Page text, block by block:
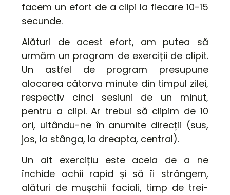
facem un efort de a clipi la fiecare 10-15
secunde.
Alături de acest efort, am putea să
urmăm un program de exerciții de clipit.
Un astfel de program presupune
alocarea câtorva minute din timpul zilei,
respectiv cinci sesiuni de un minut,
pentru a clipi. Ar trebui să clipim de 10
ori, uitându-ne în anumite direcții (sus,
jos, la stânga, la dreapta, central).
Un alt exercițiu este acela de a ne
închide ochii rapid și să îi strângem,
alături de mușchii faciali, timp de trei-